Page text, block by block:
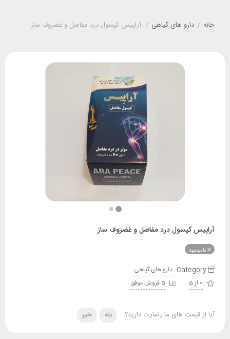
خانه / دارو های گیاهی / آراپیس کپسول درد مفاصل و غضروف ساز
آراپیس کپسول درد مفاصل و غضروف ساز
ناموجود
Category: دارو های گیاهی
0 از 5
5 فروش موفق
آیا از قیمت های ما رضایت دارید؟ بله خیر